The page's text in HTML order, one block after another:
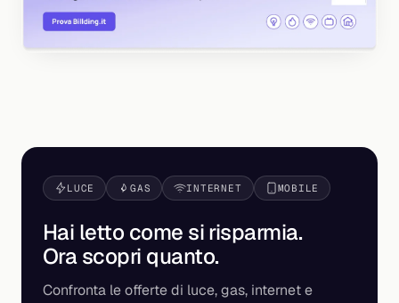
LUCE GAS INTERNET MOBILE
Hai letto come si risparmia.
Ora scopri quanto.
Confronta le offerte di luce, gas, internet e